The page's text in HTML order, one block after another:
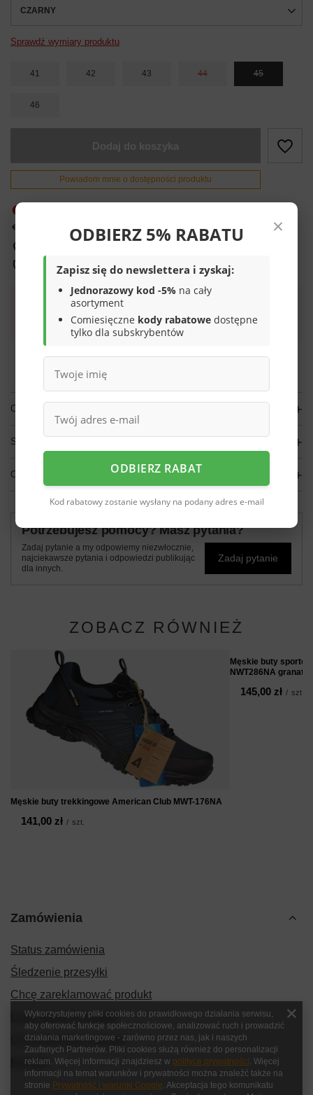
CZARNY
Sprawdź wymiary produktu
41 42 43 44 45
46
Powiadom mnie o dostępności produktu
dni na łatwy zwrot
Bezpieczne zakupy
OPIS
SZCZEGÓŁOWE DANE
OPINIE
Potrzebujesz pomocy? Masz pytania?
Zadaj pytanie a my odpowiemy niezwłocznie,
najciekawsze pytania i odpowiedzi publikując
dla innych.
Zadaj pytanie
ZOBACZ RÓWNIEŻ
Męskie buty trekkingowe American Club MWT-176NA
141,00 zł / szt.
Męskie buty
NWT286NA
145,00 zł / szt.
Zamówienia
Status zamówienia
Śledzenie przesyłki
Chcę zareklamować produkt
Chcę zwrócić produkt
Chcę wymienić produkt
Kontakt
×
ODBIERZ 5% RABATU
Zapisz się do newslettera i zyskaj:
Jednorazowy kod -5% na cały
asortyment
Comiesięczne kody rabatowe dostępne
tylko dla subskrybentów
ODBIERZ RABAT
Kod rabatowy zostanie wysłany na podany adres e-mail
Wykorzystujemy pliki cookies do prawidłowego działania serwisu,
aby oferować funkcje społecznościowe, analizować ruch i prowadzić
działania marketingowe - zarówno przez nas, jak i naszych
Zaufanych Partnerów. Pliki cookies służą również do personalizacji
reklam. Więcej informacji znajdziesz w polityce prywatności. Więcej
informacji na temat warunków i prywatności można znaleźć także na
stronie Prywatność i warunki Google. Akceptacja tego komunikatu